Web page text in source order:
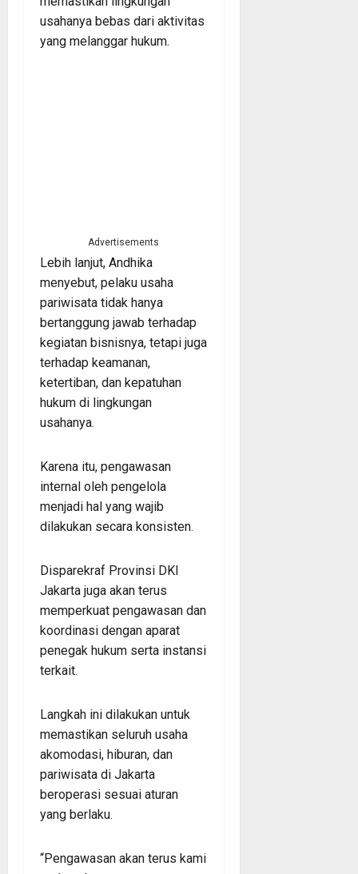
usahanya bebas dari aktivitas
yang melanggar hukum.
Advertisements
Lebih lanjut, Andhika
menyebut, pelaku usaha
pariwisata tidak hanya
bertanggung jawab terhadap
kegiatan bisnisnya, tetapi juga
terhadap keamanan,
ketertiban, dan kepatuhan
hukum di lingkungan
usahanya.
Karena itu, pengawasan
internal oleh pengelola
menjadi hal yang wajib
dilakukan secara konsisten.
Disparekraf Provinsi DKI
Jakarta juga akan terus
memperkuat pengawasan dan
koordinasi dengan aparat
penegak hukum serta instansi
terkait.
Langkah ini dilakukan untuk
memastikan seluruh usaha
akomodasi, hiburan, dan
pariwisata di Jakarta
beroperasi sesuai aturan
yang berlaku.
“Pengawasan akan terus kami